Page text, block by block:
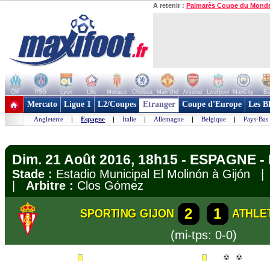
A retenir : Palmarès Coupe du
OM PSG Lyon Lille Monaco Chelsea Man Utd Arsenal Liverpool ManCity
+ de clubs
Mercato Ligue 1 L2/Coupes Etranger Coupe d'Europe Les
Angleterre | Espagne | Italie | Allemagne | Belgique | Pays-Bas
Dim. 21 Août 2016, 18h15 - ESPAGNE
Stade : Estadio Municipal El Molinón à
Arbitre : Clos Gómez
SPORTING GIJON 2 1
(mi-tps: 0-0)